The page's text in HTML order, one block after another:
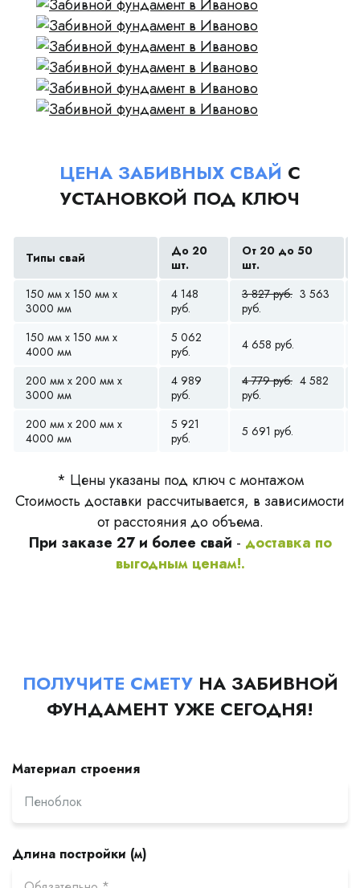
ЦЕНА ЗАБИВНЫХ СВАЙ С
УСТАНОВКОЙ ПОД КЛЮЧ
Типы свай
До 20
шт.
От 20 до 50
шт.
150 мм x 150 мм x
3000 мм
4 148
руб.
3 827 руб. 3 563
руб.
150 мм x 150 мм x
4000 мм
5 062
руб.
4 658 руб.
200 мм x 200 мм x
3000 мм
4 989
руб.
4 779 руб. 4 582
руб.
200 мм x 200 мм x
4000 мм
5 921
руб.
5 691 руб.
* Цены указаны под ключ с монтажом
Стоимость доставки рассчитывается, в зависимости
от расстояния до объема.
При заказе 27 и более свай - доставка по
выгодным ценам!.
ПОЛУЧИТЕ СМЕТУНА ЗАБИВНОЙ
ФУНДАМЕНТ УЖЕ СЕГОДНЯ!
Материал строения
Длина постройки (м)